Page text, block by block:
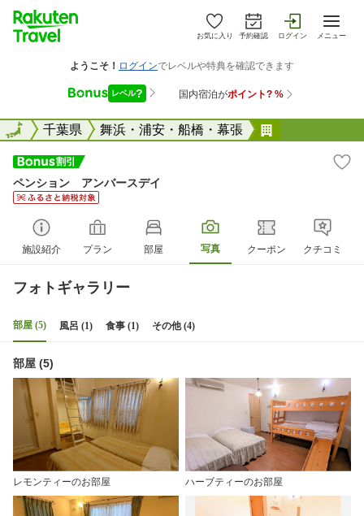
お気に入り 予約確認 ログイン メニュー
全国千葉県 舞浜・浦安・船橋・幕張
全国
ペンション アンバースデイ
施設紹介 プラン 部屋 写真 クーポン クチコミ
フォトギャラリー
部屋 (5) 風呂 (1) 食事 (1) その他 (4)
部屋 (5)
レモンティーのお部屋 ハーブティーのお部屋